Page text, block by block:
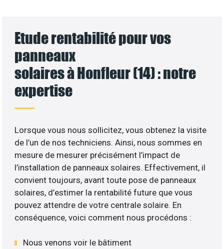
Etude rentabilité pour vos
panneaux
solaires à Honfleur (14) : notre
expertise
Lorsque vous nous sollicitez, vous obtenez la visite
de l’un de nos techniciens. Ainsi, nous sommes en
mesure de mesurer précisément l’impact de
l’installation de panneaux solaires. Effectivement, il
convient toujours, avant toute pose de panneaux
solaires, d’estimer la rentabilité future que vous
pouvez attendre de votre centrale solaire. En
conséquence, voici comment nous procédons :
Nous venons voir le bâtiment